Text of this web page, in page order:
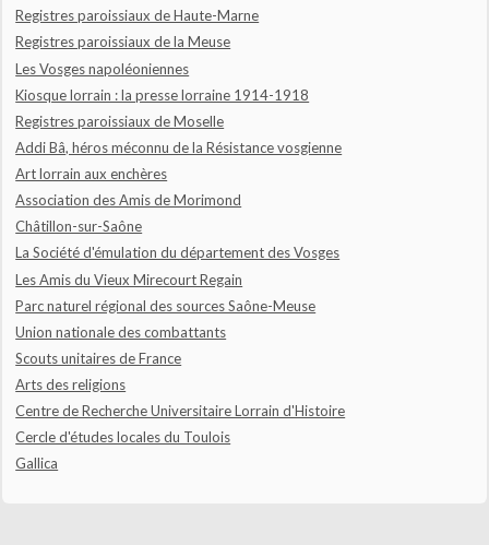
Registres paroissiaux de Haute-Marne
Registres paroissiaux de la Meuse
Les Vosges napoléoniennes
Kiosque lorrain : la presse lorraine 1914-1918
Registres paroissiaux de Moselle
Addi Bâ, héros méconnu de la Résistance vosgienne
Art lorrain aux enchères
Association des Amis de Morimond
Châtillon-sur-Saône
La Société d'émulation du département des Vosges
Les Amis du Vieux Mirecourt Regain
Parc naturel régional des sources Saône-Meuse
Union nationale des combattants
Scouts unitaires de France
Arts des religions
Centre de Recherche Universitaire Lorrain d'Histoire
Cercle d'études locales du Toulois
Gallica